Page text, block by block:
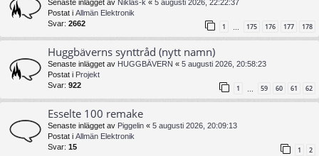
Senaste inlägget av Niklas-k « 5 augusti 2026, 22:22:37
Postat i Allmän Elektronik
Svar: 2662 1 … 175 176 177 178
Huggbäverns synttråd (nytt namn)
Senaste inlägget av HUGGBÄVERN « 5 augusti 2026, 20:58:23
Postat i Projekt
Svar: 922 1 … 59 60 61 62
Esselte 100 remake
Senaste inlägget av Piggelin « 5 augusti 2026, 20:09:13
Postat i Allmän Elektronik
Svar: 15 1 2